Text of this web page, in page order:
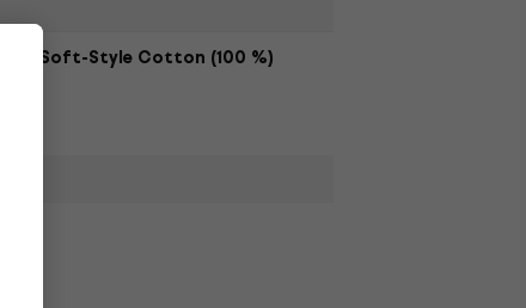
Soft-Style Cotton (100 %)